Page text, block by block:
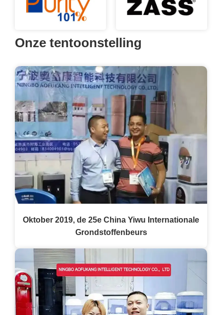
Onze tentoonstelling
Oktober 2019, de 25e China Yiwu Internationale
Grondstoffenbeurs